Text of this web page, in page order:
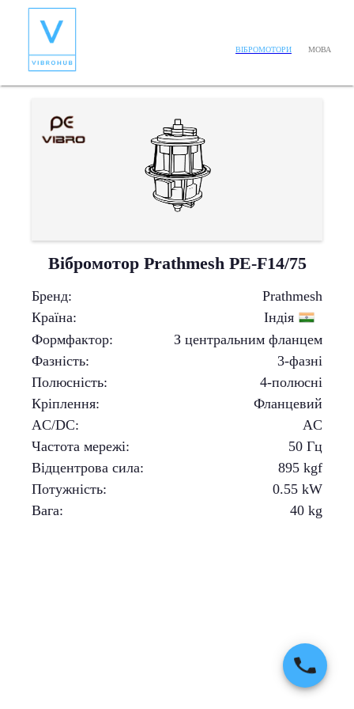
ВІБРОМОТОРИ МОВА
Вібромотор Prathmesh PE-F14/75
Бренд:
Prathmesh
Країна:
Індія
Формфактор:
З центральним фланцем
Фазність:
3-фазні
Полюсність:
4-полюсні
Кріплення:
Фланцевий
AC/DC:
AC
Частота мережі:
50 Гц
Відцентрова сила: 895 kgf
Потужність: 0.55 kW
Вага: 40 kg